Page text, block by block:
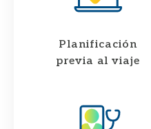
Planificación
previa al viaje​